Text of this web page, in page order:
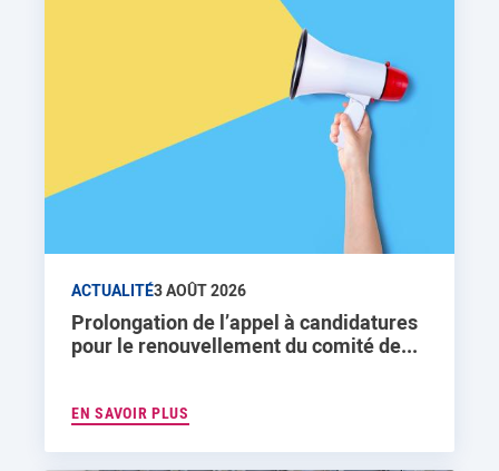
ACTUALITÉ3 AOÛT 2026
Prolongation de l’appel à candidatures
pour le renouvellement du comité de...
EN SAVOIR PLUS